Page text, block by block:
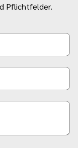
Pflichtfelder.